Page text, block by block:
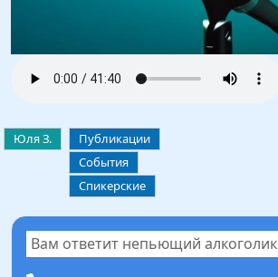
Юля З.
Публикации
События
Спикерские
Вам ответит непьющий алкоголик